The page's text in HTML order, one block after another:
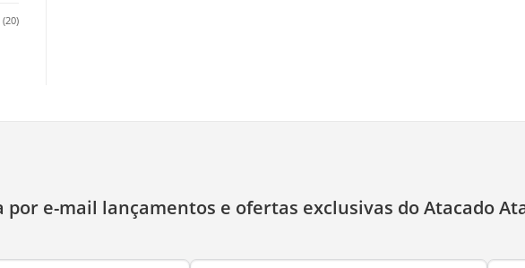
(20)
por e-mail lançamentos e ofertas exclusivas do Atacado